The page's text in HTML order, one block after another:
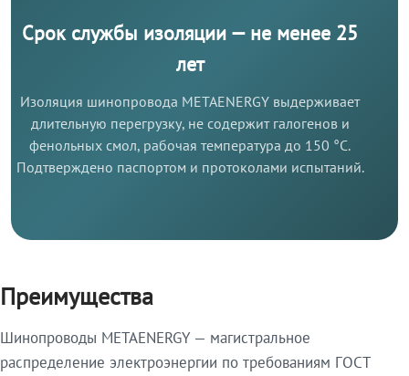
Срок службы изоляции — не менее 25
лет
Изоляция шинопровода METAENERGY выдерживает
длительную перегрузку, не содержит галогенов и
фенольных смол, рабочая температура до 150 °C.
Подтверждено паспортом и протоколами испытаний.
Преимущества
Шинопроводы METAENERGY — магистральное
распределение электроэнергии по требованиям ГОСТ